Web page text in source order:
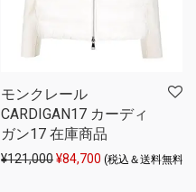
モンクレール
CARDIGAN17 カーディ
ガン17 在庫商品
¥121,000元の価格は ¥121,000 で
¥84,700 現在の価格は
(税込＆送料無料)